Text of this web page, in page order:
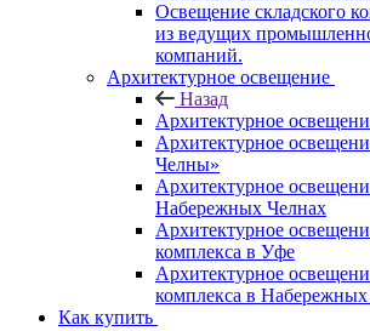
Освещение складского
из ведущих
компаний.
Архитектурное освещение
Назад
Архитектурное
Архитектурное
Челны»
Архитектурное
Набережных Челнах
Архитектурное
комплекса в Уфе
Архитектурное
комплекса в
Как купить